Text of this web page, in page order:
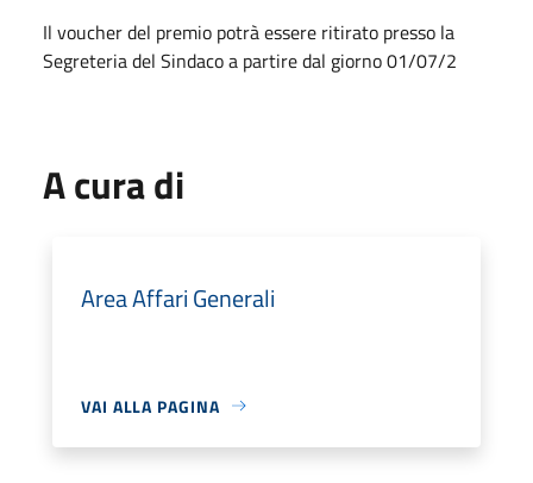
Il voucher del premio potrà essere ritirato presso la
Segreteria del Sindaco a partire dal giorno 01/07/2
A cura di
Area Affari Generali
VAI ALLA PAGINA